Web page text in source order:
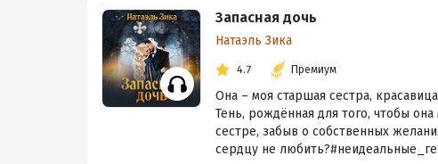
Запасная дочь
Натаэль Зика
4.7 Премиум
Она – моя старшая сестра,
Тень, рождённая для того, чтобы
сестре, забыв о собственных
сердцу не